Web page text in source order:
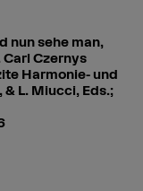
nun sehe man,
Czernys
Harmonie- und
L. Miucci, Eds.;